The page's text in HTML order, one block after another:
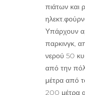
πιάτων και
Υπάρχουν
παρκινγκ,
νερού 50
από την
μέτρα από
200 μέτρα